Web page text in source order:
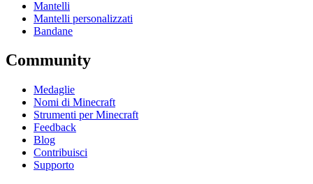
Mantelli
Mantelli personalizzati
Bandane
Community
Medaglie
Nomi di Minecraft
Strumenti per Minecraft
Feedback
Blog
Contribuisci
Supporto